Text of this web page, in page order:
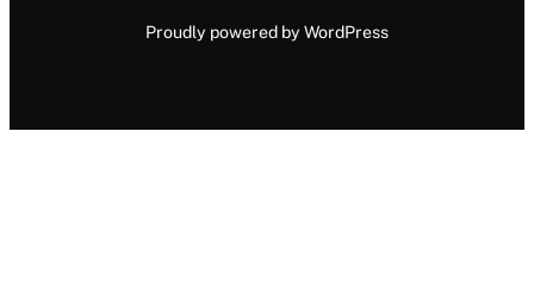
Proudly powered by WordPress